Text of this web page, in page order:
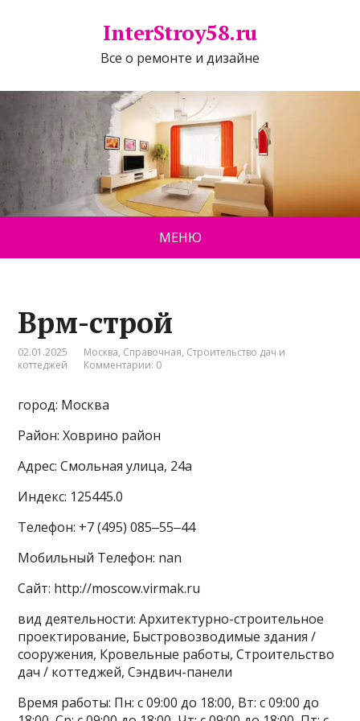
InterStroy58.ru
Все о ремонте и дизайне
МЕНЮ
Врм-строй
02.01.2025 Москва, Справочная, Строительство дач и
коттеджей
Комментарии: 0
город: Москва
Район: Ховрино район
Адрес: Смольная улица, 24а
Индекс: 125445.0
Телефон: +7 (495) 085‒55‒44
Мобильный Телефон: nan
Сайт: http://moscow.virmak.ru
вид деятельности: Архитектурно-строительное
проектирование, Быстровозводимые здания /
сооружения, Кровельные работы, Строительство
дач / коттеджей, Сэндвич-панели
Время работы: Пн: с 09:00 до 18:00, Вт: с 09:00 до